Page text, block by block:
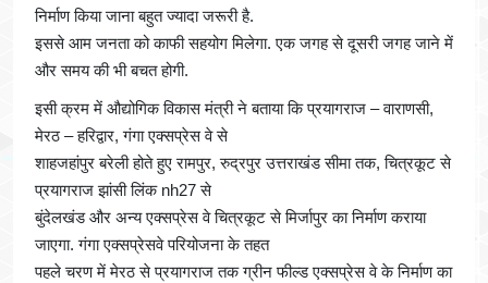
निर्माण किया जाना बहुत ज्यादा जरूरी है.
इससे आम जनता को काफी सहयोग मिलेगा. एक जगह से दूसरी जगह जाने में
और समय की भी बचत होगी.
इसी क्रम में औद्योगिक विकास मंत्री ने बताया कि प्रयागराज – वाराणसी,
मेरठ – हरिद्वार, गंगा एक्सप्रेस वे से
शाहजहांपुर बरेली होते हुए रामपुर, रुद्रपुर उत्तराखंड सीमा तक, चित्रकूट से
प्रयागराज झांसी लिंक nh27 से
बुंदेलखंड और अन्य एक्सप्रेस वे चित्रकूट से मिर्जापुर का निर्माण कराया
जाएगा. गंगा एक्सप्रेसवे परियोजना के तहत
पहले चरण में मेरठ से प्रयागराज तक ग्रीन फील्ड एक्सप्रेस वे के निर्माण का